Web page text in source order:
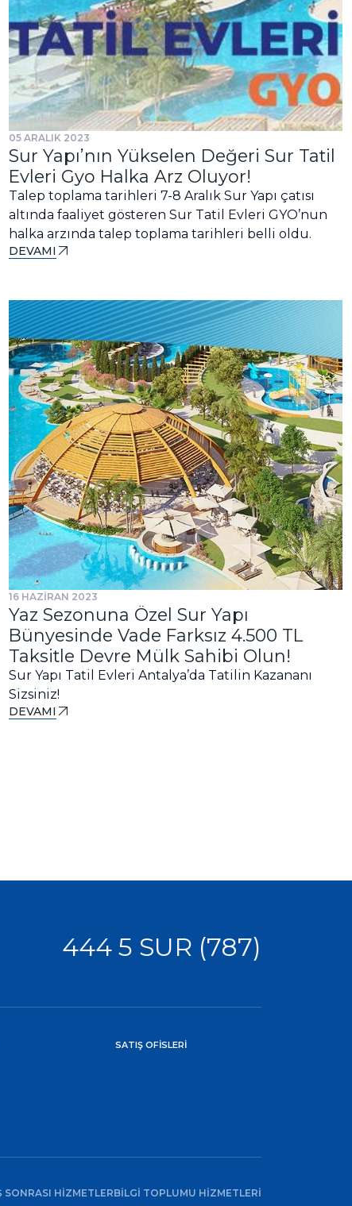
05 ARALIK 2023
Sur Yapı’nın Yükselen Değeri Sur Tatil
Evleri Gyo Halka Arz Oluyor!
Talep toplama tarihleri 7-8 Aralık Sur Yapı çatısı
altında faaliyet gösteren Sur Tatil Evleri GYO’nun
halka arzında talep toplama tarihleri belli oldu.
DEVAMI
16 HAZİRAN 2023
Yaz Sezonuna Özel Sur Yapı
Bünyesinde Vade Farksız 4.500 TL
Taksitle Devre Mülk Sahibi Olun!
Sur Yapı Tatil Evleri Antalya’da Tatilin Kazananı
Sizsiniz!
DEVAMI
444 5 SUR (787)
SATIŞ OFİSLERİ
SONRASI HİZMETLERBİLGİ TOPLUMU HİZMETLERİ